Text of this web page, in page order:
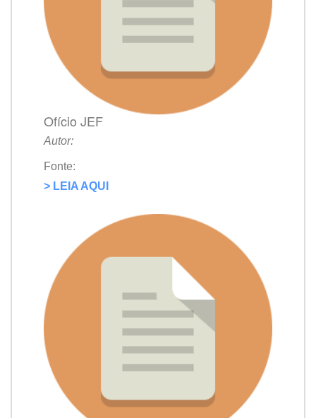
Ofício JEF
Autor:
Fonte:
> LEIA AQUI